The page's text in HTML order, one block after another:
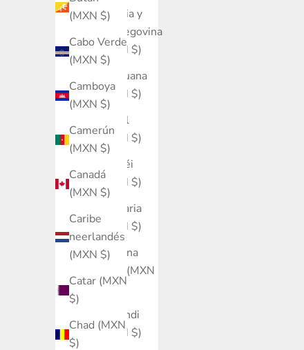
(MXN $)
Cabo Verde
(MXN $)
Camboya
(MXN $)
Camerún
(MXN $)
Canadá
(MXN $)
Caribe
neerlandés
(MXN $)
Catar (MXN
$)
Chad (MXN
$)
Bosnia y
Herzegovina
(MXN $)
Botsuana
(MXN $)
Brasil
(MXN $)
Brunéi
(MXN $)
Bulgaria
(MXN $)
Burkina
Faso (MXN
$)
Burundi
(MXN $)